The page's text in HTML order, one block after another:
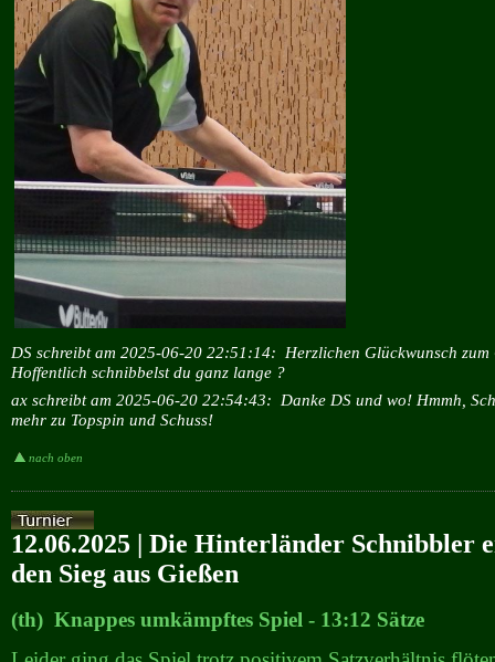
DS schreibt am 2025-06-20 22:51:14: Herzlichen Glückwunsch zum
Hoffentlich schnibbelst du ganz lange ?
ax schreibt am 2025-06-20 22:54:43: Danke DS und wo! Hmmh,
mehr zu Topspin und Schuss!
nach oben
12.06.2025 | Die Hinterländer Schnibbler
den Sieg aus Gießen
(th) Knappes umkämpftes Spiel - 13:12 Sätze